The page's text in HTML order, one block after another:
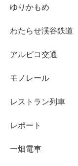
ゆりかもめ
わたらせ渓谷鉄道
アルピコ交通
モノレール
レストラン列車
レポート
一畑電車